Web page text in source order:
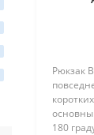
Рюкзак
180